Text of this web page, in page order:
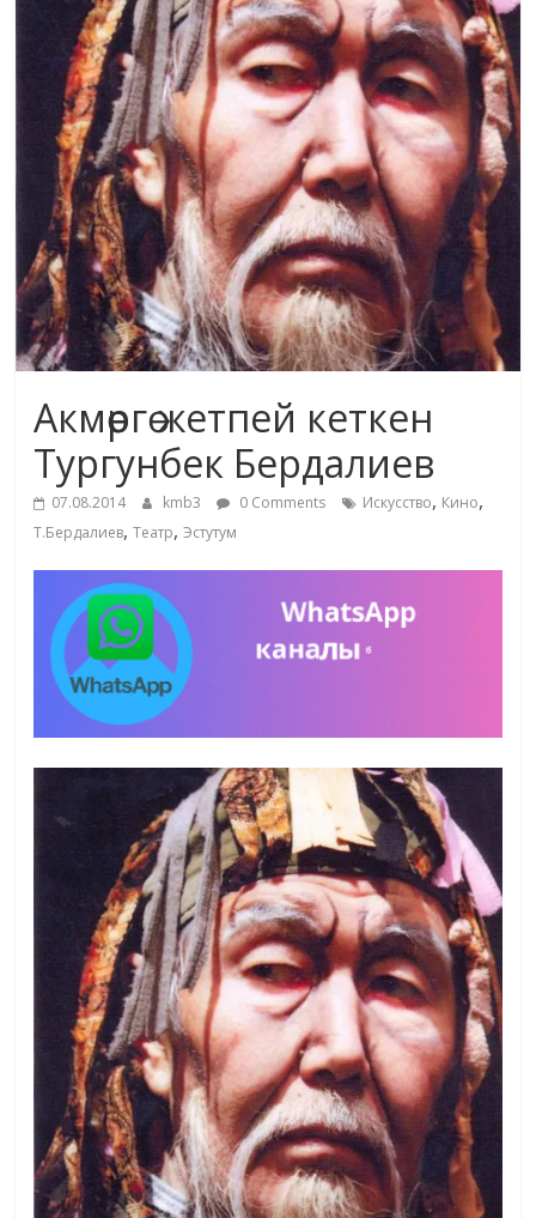
адабияты
Акмөөргө жетпей кеткен
Тургунбек Бердалиев
07.08.2014 kmb3 0 Comments Искусство, Кино,
Т.Бердалиев,Театр,Эстутум